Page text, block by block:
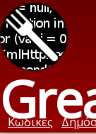
Κώδικες